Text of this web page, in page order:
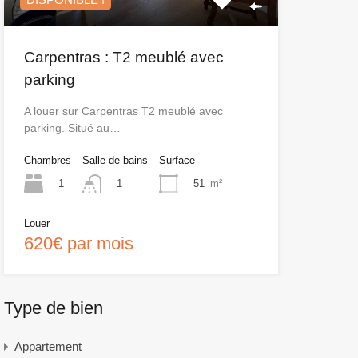
Carpentras : T2 meublé avec
parking
A louer sur Carpentras T2 meublé avec
parking. Situé au…
Chambres
1
Salle de bains
1
Surface
51
m²
Louer
620€ par mois
Type de bien
Appartement